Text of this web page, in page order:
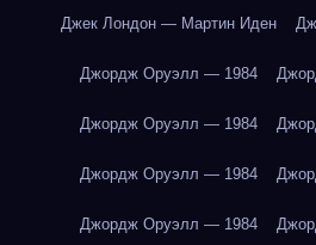
Джек Лондон — Мартин Иден
Джордж Оруэлл — 1984
Джордж Оруэлл — 1984
Джордж Оруэлл — 1984
Джордж Оруэлл — 1984